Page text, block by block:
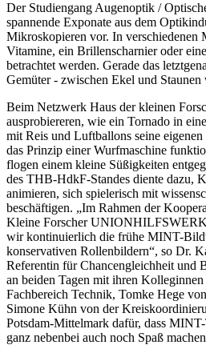
Der Studiengang Augenoptik /
spannende Exponate aus dem
Mikroskopieren vor. In verschiedenen
Vitamine, ein Brillenscharnier oder
betrachtet werden. Gerade das
Gemüter - zwischen Ekel und Staunen
Beim Netzwerk Haus der kleinen
ausprobiereren, wie ein Tornado in
mit Reis und Luftballons seine
das Prinzip einer Wurfmaschine
flogen einem kleine Süßigkeiten
des THB-HdkF-Standes diente dazu,
animieren, sich spielerisch mit
beschäftigen. „Im Rahmen der
Kleine Forscher UNIONHILFSWERK
wir kontinuierlich die frühe MINT-
konservativen Rollenbildern“, so Dr.
Referentin für Chancengleichheit und
an beiden Tagen mit ihren
Fachbereich Technik, Tomke Hege
Simone Kühn von der
Potsdam-Mittelmark dafür, dass
ganz nebenbei auch noch Spaß